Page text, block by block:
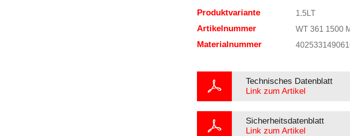
Produktvariante 1.5LT
Artikelnummer WT 361 1500
Materialnummer
Technisches Datenblatt
Link zum Artikel
Sicherheitsdatenblatt
Link zum Artikel